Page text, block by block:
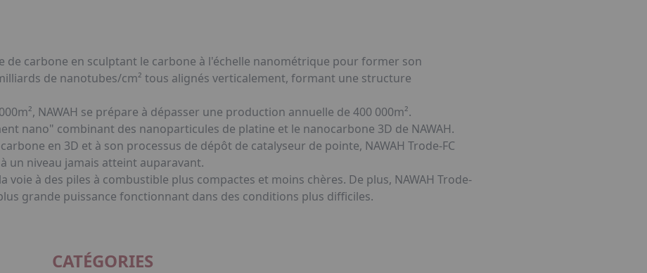
de carbone en sculptant le carbone à l'échelle nanométrique pour former son
de nanotubes/cm² tous alignés verticalement, formant une structure
NAWAH se prépare à dépasser une production annuelle de 400 000m².
nano" combinant des nanoparticules de platine et le nanocarbone 3D de NAWAH.
en 3D et à son processus de dépôt de catalyseur de pointe, NAWAH Trode-FC
un niveau jamais atteint auparavant.
voie à des piles à combustible plus compactes et moins chères. De plus, NAWAH Trode-
grande puissance fonctionnant dans des conditions plus difficiles.
CATÉGORIES